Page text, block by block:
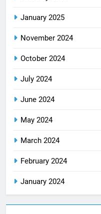
January 2025
November 2024
October 2024
July 2024
June 2024
May 2024
March 2024
February 2024
January 2024